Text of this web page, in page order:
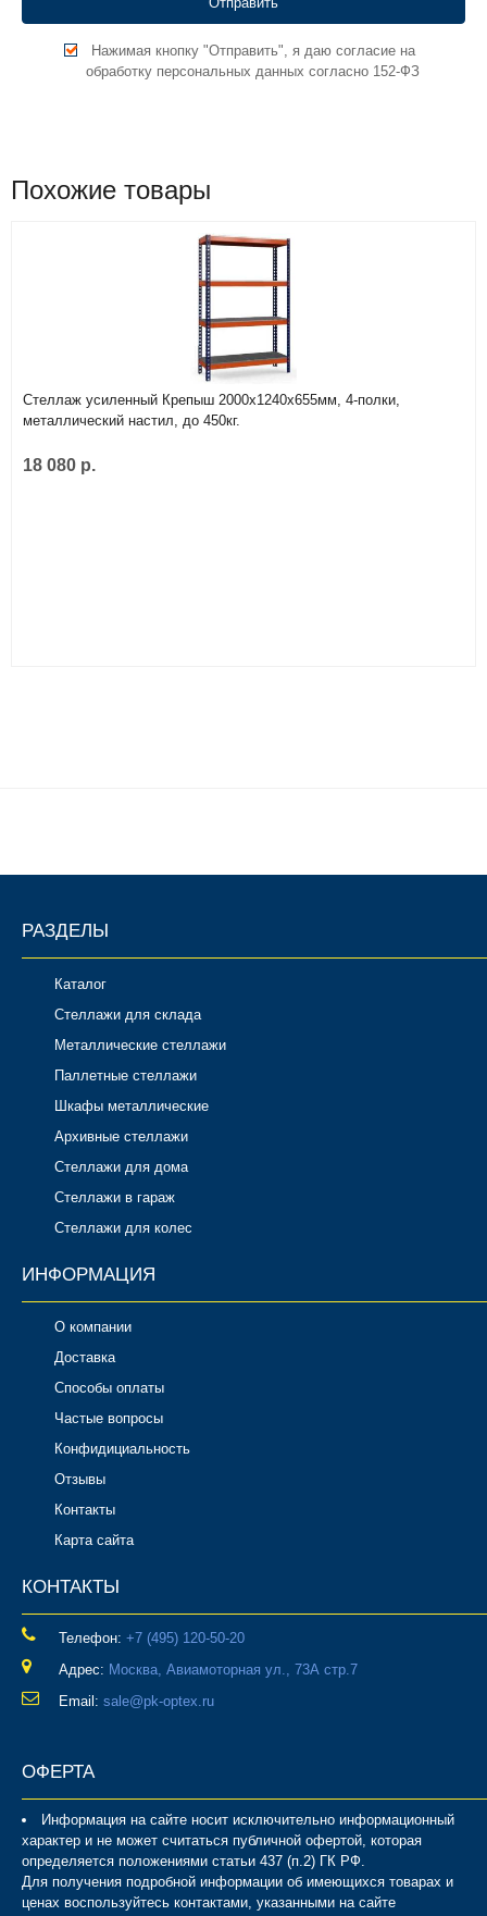
Нажимая кнопку "Отправить", я даю согласие на
обработку персональных данных согласно 152-ФЗ
Похожие товары
Стеллаж усиленный Крепыш 2000х1240х655мм, 4-полки,
металлический настил, до 450кг.
18 080 р.
РАЗДЕЛЫ
Каталог
Стеллажи для склада
Металлические стеллажи
Паллетные стеллажи
Шкафы металлические
Архивные стеллажи
Стеллажи для дома
Стеллажи в гараж
Стеллажи для колес
ИНФОРМАЦИЯ
О компании
Доставка
Способы оплаты
Частые вопросы
Конфидициальность
Отзывы
Контакты
Карта сайта
КОНТАКТЫ
Телефон: ‎+7 (495) 120-50-20
Адрес: Москва, Авиамоторная ул., 73А стр.7
Email: sale@pk-optex.ru
ОФЕРТА
Информация на сайте носит исключительно информационный
характер и не может считаться публичной офертой, которая
определяется положениями статьи 437 (п.2) ГК РФ.
Для получения подробной информации об имеющихся товарах и
ценах воспользуйтесь контактами, указанными на сайте